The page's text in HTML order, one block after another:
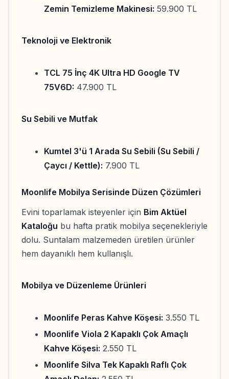
Zemin Temizleme Makinesi: 59.900 TL
Teknoloji ve Elektronik
TCL 75 İnç 4K Ultra HD Google TV
75V6D: 47.900 TL
Su Sebili ve Mutfak
Kumtel 3'ü 1 Arada Su Sebili (Su Sebili /
Çaycı / Kettle): 7.900 TL
Moonlife Mobilya Serisinde Düzen Çözümleri
Evini toparlamak isteyenler için Bim Aktüel
Kataloğu bu hafta pratik mobilya seçenekleriyle
dolu. Suntalam malzemeden üretilen ürünler
hem dayanıklı hem kullanışlı.
Mobilya ve Düzenleme Ürünleri
Moonlife Peras Kahve Köşesi: 3.550 TL
Moonlife Viola 2 Kapaklı Çok Amaçlı
Kahve Köşesi: 2.550 TL
Moonlife Silva Tek Kapaklı Raflı Çok